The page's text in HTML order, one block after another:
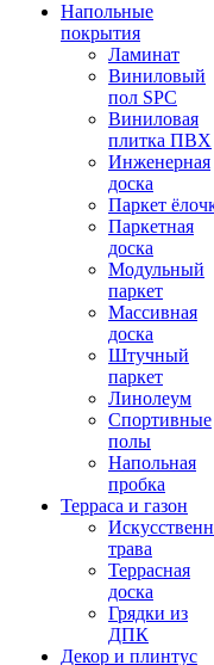
Напольные
покрытия
Ламинат
Виниловый
пол SPC
Виниловая
плитка ПВХ
Инженерная
доска
Паркет
Паркетная
доска
Модульный
паркет
Массивная
доска
Штучный
паркет
Линолеум
Спортивные
полы
Напольная
пробка
Терраса и газон
трава
Террасная
доска
Грядки из
ДПК
Декор и плинтус